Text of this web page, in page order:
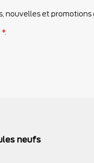
nouvelles et promotions
*.
neufs